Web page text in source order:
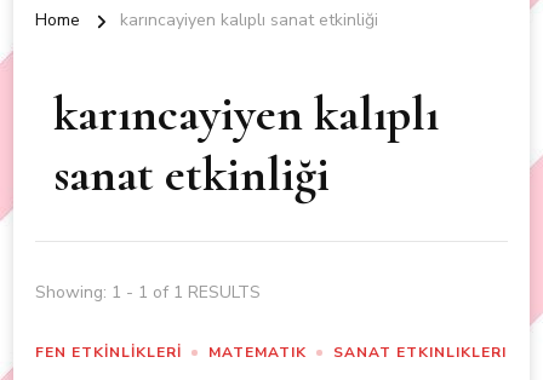
Home karıncayiyen kalıplı sanat etkinliği
karıncayiyen kalıplı
sanat etkinliği
Showing: 1 - 1 of 1 RESULTS
FEN ETKİNLİKLERİ MATEMATIK SANAT ETKINLIKLERI